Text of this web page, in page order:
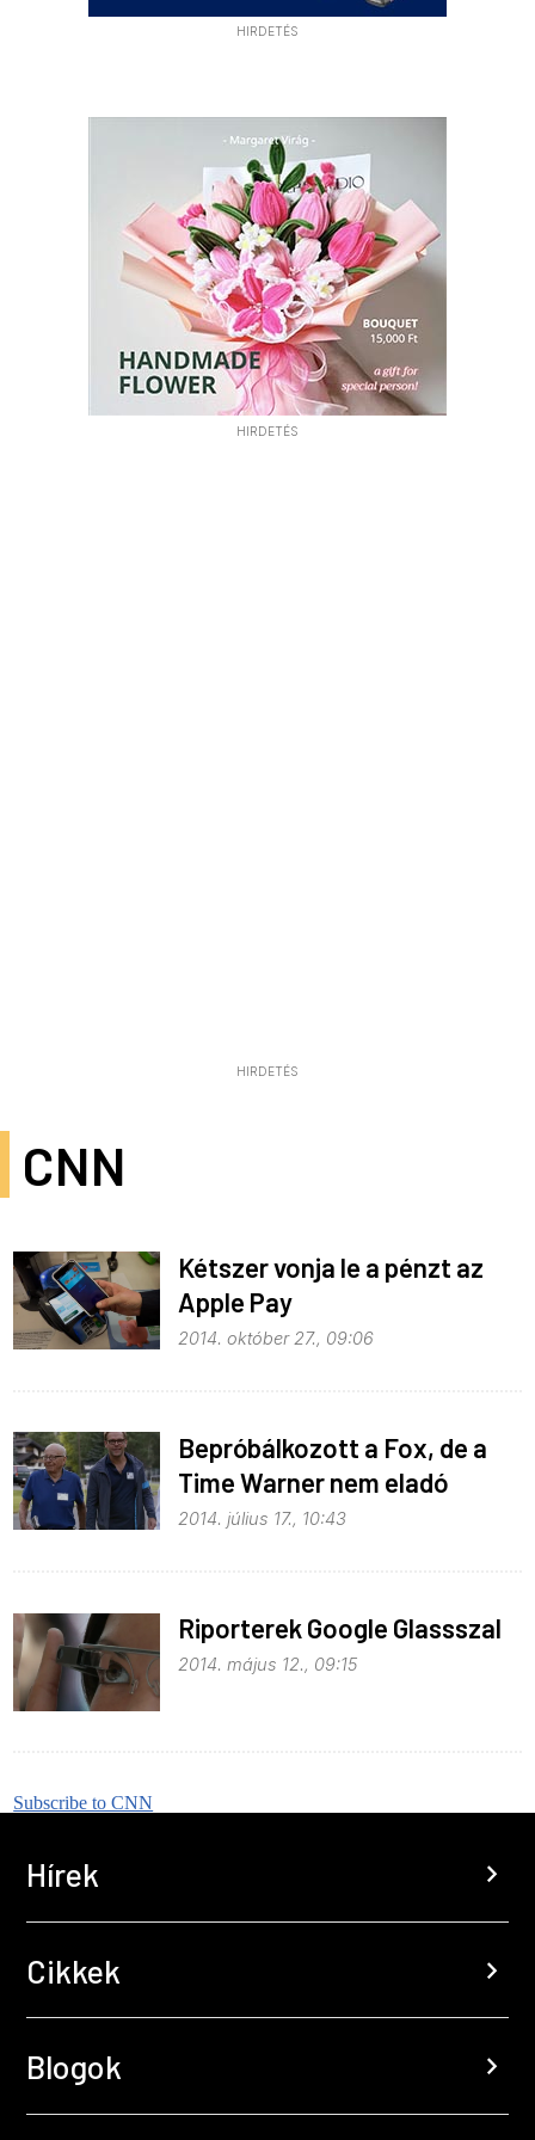
HIRDETÉS
HIRDETÉS
HIRDETÉS
CNN
Kétszer vonja le a pénzt az
Apple Pay
2014. október 27., 09:06
Bepróbálkozott a Fox, de a
Time Warner nem eladó
2014. július 17., 10:43
Riporterek Google Glassszal
2014. május 12., 09:15
Subscribe to CNN
Hírek chevron_right
Cikkek chevron_right
Blogok chevron_right